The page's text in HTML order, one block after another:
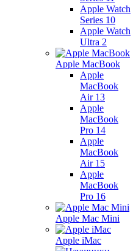
Apple Watch
Series 10
Apple Watch
Ultra 2
Apple MacBook
Apple
MacBook
Air 13
Apple
MacBook
Pro 14
Apple
MacBook
Air 15
Apple
MacBook
Pro 16
Apple Mac Mini
Apple iMac